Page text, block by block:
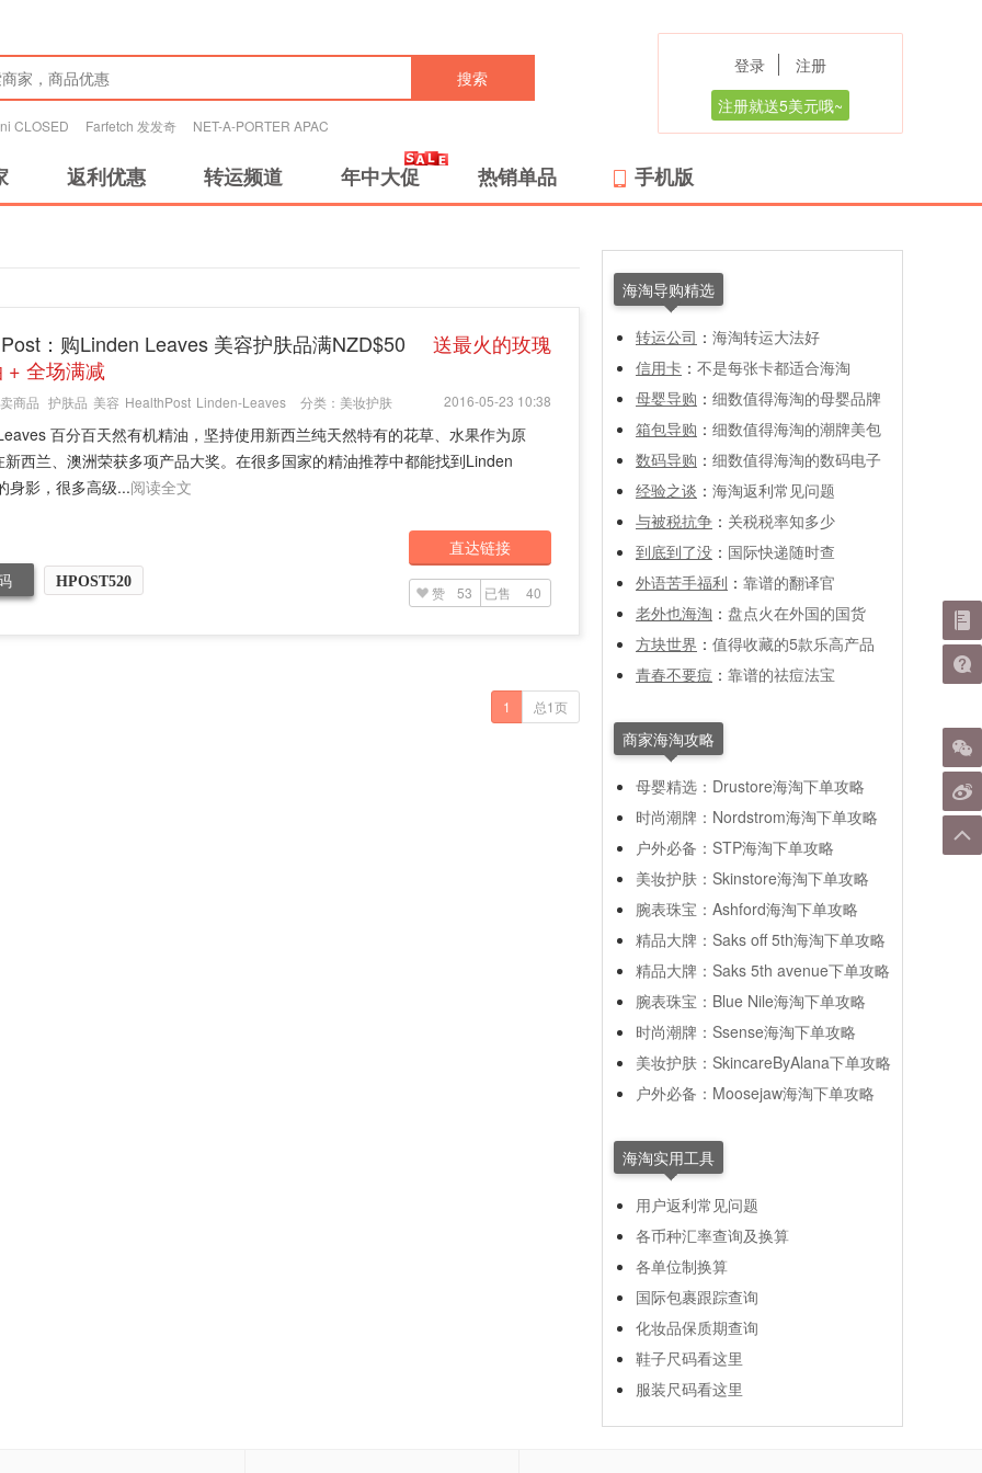
搜索
CLOSED Farfetch 发发奇 NET-A-PORTER APAC
登录
注册
注册就送5美元哦~
返利优惠 转运频道 年中大促 热销单品 手机版
：购Linden Leaves 美容护肤品满NZD$50
送最火的玫瑰
+ 全场满减
2016-05-23 10:38
商品 护肤品 美容 HealthPost Linden-Leaves 分类： 美妆护肤
百分百天然有机精油，坚持使用新西兰纯天然特有的花草、水果作为原
新西兰、澳洲荣获多项产品大奖。在很多国家的精油推荐中都能找到Linden
身影，很多高级...阅读全文
HPOST520
直达链接
赞 53 已售 40
1 总1页
海淘导购精选
转运公司 ： 海淘转运大法好
信用卡 ： 不是每张卡都适合海淘
母婴导购 ： 细数值得海淘的母婴品牌
箱包导购 ： 细数值得海淘的潮牌美包
数码导购 ： 细数值得海淘的数码电子
经验之谈 ： 海淘返利常见问题
与被税抗争 ： 关税税率知多少
到底到了没 ： 国际快递随时查
外语苦手福利 ： 靠谱的翻译官
老外也海淘 ： 盘点火在外国的国货
方块世界 ： 值得收藏的5款乐高产品
青春不要痘 ： 靠谱的祛痘法宝
商家海淘攻略
母婴精选：Drustore海淘下单攻略
时尚潮牌：Nordstrom海淘下单攻略
户外必备：STP海淘下单攻略
美妆护肤：Skinstore海淘下单攻略
腕表珠宝：Ashford海淘下单攻略
精品大牌：Saks off 5th海淘下单攻略
精品大牌：Saks 5th avenue下单攻略
腕表珠宝：Blue Nile海淘下单攻略
时尚潮牌：Ssense海淘下单攻略
美妆护肤：SkincareByAlana下单攻略
户外必备：Moosejaw海淘下单攻略
海淘实用工具
用户返利常见问题
各币种汇率查询及换算
各单位制换算
国际包裹跟踪查询
化妆品保质期查询
鞋子尺码看这里
服装尺码看这里